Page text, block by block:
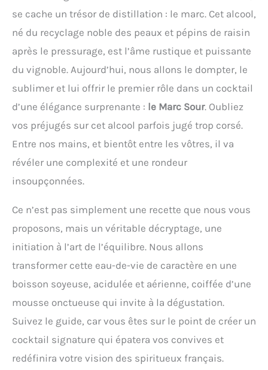
se cache un trésor de distillation : le marc. Cet alcool,
né du recyclage noble des peaux et pépins de raisin
après le pressurage, est l’âme rustique et puissante
du vignoble. Aujourd’hui, nous allons le dompter, le
sublimer et lui offrir le premier rôle dans un cocktail
d’une élégance surprenante : le Marc Sour. Oubliez
vos préjugés sur cet alcool parfois jugé trop corsé.
Entre nos mains, et bientôt entre les vôtres, il va
révéler une complexité et une rondeur
insoupçonnées.
Ce n’est pas simplement une recette que nous vous
proposons, mais un véritable décryptage, une
initiation à l’art de l’équilibre. Nous allons
transformer cette eau-de-vie de caractère en une
boisson soyeuse, acidulée et aérienne, coiffée d’une
mousse onctueuse qui invite à la dégustation.
Suivez le guide, car vous êtes sur le point de créer un
cocktail signature qui épatera vos convives et
redéfinira votre vision des spiritueux français.